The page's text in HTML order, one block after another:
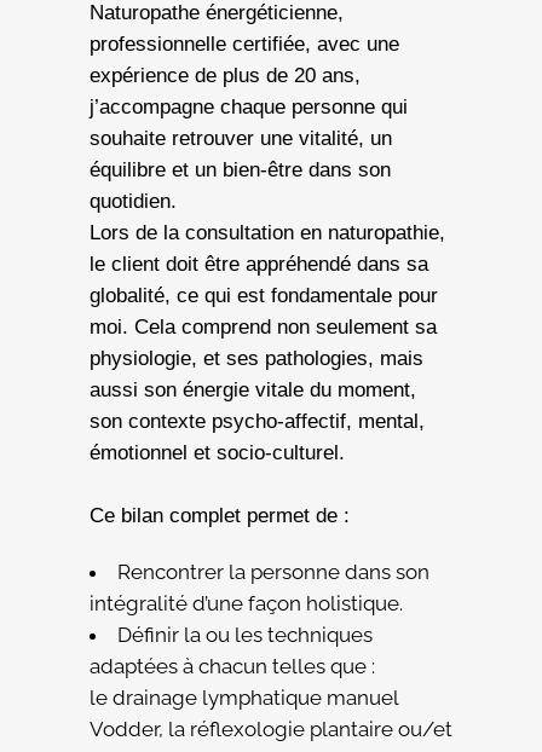
Naturopathe énergéticienne,
professionnelle certifiée, avec une
expérience de plus de 20 ans,
j’accompagne chaque personne qui
souhaite retrouver une vitalité, un
équilibre et un bien-être dans son
quotidien.
Lors de la consultation en naturopathie,
le client doit être appréhendé dans sa
globalité, ce qui est fondamentale pour
moi. Cela comprend non seulement sa
physiologie, et ses pathologies, mais
aussi son énergie vitale du moment,
son contexte psycho-affectif, mental,
émotionnel et socio-culturel.
Ce bilan complet permet de :
Rencontrer la personne dans son
intégralité d’une façon holistique.
Définir la ou les techniques
adaptées à chacun telles que :
le drainage lymphatique manuel
Vodder, la réflexologie plantaire ou/et